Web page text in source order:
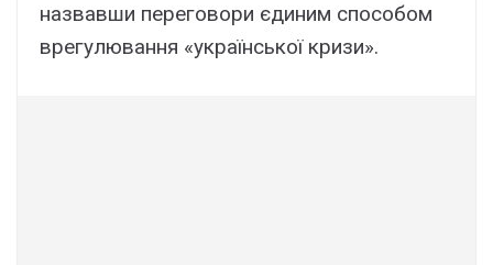
назвавши переговори єдиним способом
врегулювання «української кризи».